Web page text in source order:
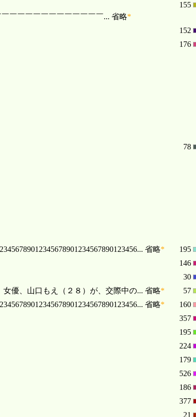
￣￣￣￣￣￣￣￣￣￣... 省略*
155
152
176
78
省略* 195
146
30
優、山口もえ（２８）が、交際中の... 省略* 57
省略* 160
357
195
224
179
526
186
377
21